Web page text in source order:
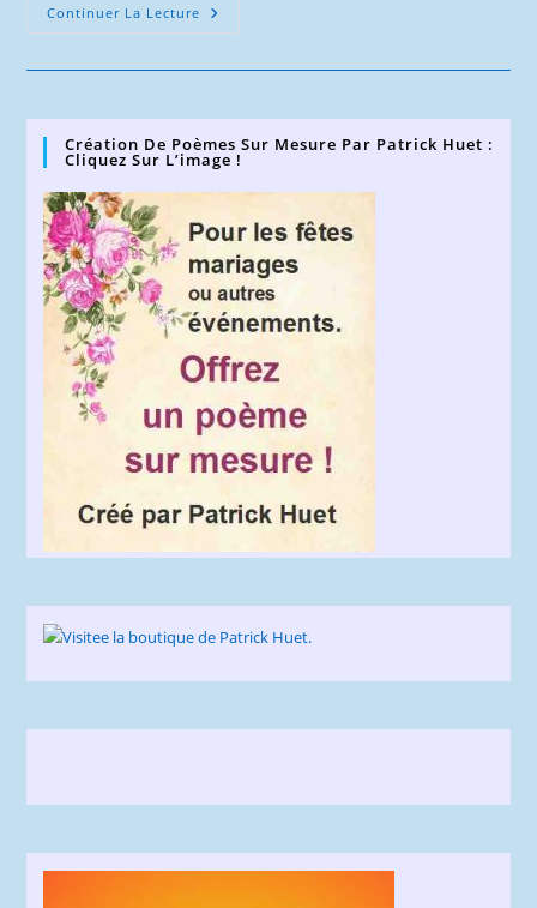
Continuer La Lecture Netcourrier
–
Vie
Création De Poèmes Sur Mesure Par Patrick Huet :
Cliquez Sur L’image !